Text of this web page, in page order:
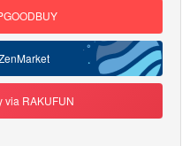
via RAKUFUN